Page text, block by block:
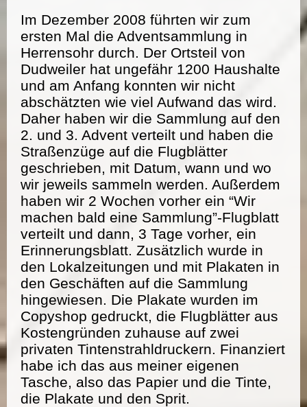
Im Dezember 2008 führten wir zum
ersten Mal die Adventsammlung in
Herrensohr durch. Der Ortsteil von
Dudweiler hat ungefähr 1200 Haushalte
und am Anfang konnten wir nicht
abschätzten wie viel Aufwand das wird.
Daher haben wir die Sammlung auf den
2. und 3. Advent verteilt und haben die
Straßenzüge auf die Flugblätter
geschrieben, mit Datum, wann und wo
wir jeweils sammeln werden. Außerdem
haben wir 2 Wochen vorher ein “Wir
machen bald eine Sammlung”-Flugblatt
verteilt und dann, 3 Tage vorher, ein
Erinnerungsblatt. Zusätzlich wurde in
den Lokalzeitungen und mit Plakaten in
den Geschäften auf die Sammlung
hingewiesen. Die Plakate wurden im
Copyshop gedruckt, die Flugblätter aus
Kostengründen zuhause auf zwei
privaten Tintenstrahldruckern. Finanziert
habe ich das aus meiner eigenen
Tasche, also das Papier und die Tinte,
die Plakate und den Sprit.